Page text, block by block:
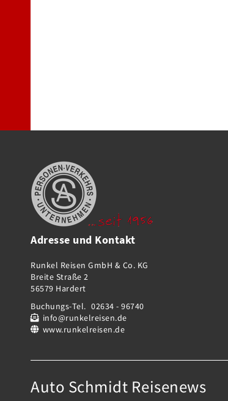
Adresse und Kontakt
Runkel Reisen GmbH & Co. KG
Breite Straße 2
56579 Hardert
Buchungs-Tel. 02634 - 96740
info@runkelreisen.de
www.runkelreisen.de
Auto Schmidt Reisenews